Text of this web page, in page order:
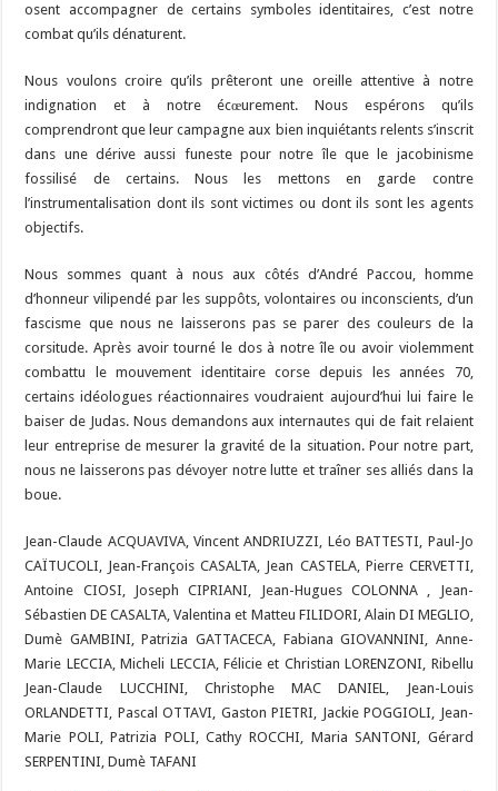
osent accompagner de certains symboles identitaires, c’est notre
combat qu’ils dénaturent.
Nous voulons croire qu’ils prêteront une oreille attentive à notre
indignation et à notre écœurement. Nous espérons qu’ils
comprendront que leur campagne aux bien inquiétants relents s’inscrit
dans une dérive aussi funeste pour notre île que le jacobinisme
fossilisé de certains. Nous les mettons en garde contre
l’instrumentalisation dont ils sont victimes ou dont ils sont les agents
objectifs.
Nous sommes quant à nous aux côtés d’André Paccou, homme
d’honneur vilipendé par les suppôts, volontaires ou inconscients, d’un
fascisme que nous ne laisserons pas se parer des couleurs de la
corsitude. Après avoir tourné le dos à notre île ou avoir violemment
combattu le mouvement identitaire corse depuis les années 70,
certains idéologues réactionnaires voudraient aujourd’hui lui faire le
baiser de Judas. Nous demandons aux internautes qui de fait relaient
leur entreprise de mesurer la gravité de la situation. Pour notre part,
nous ne laisserons pas dévoyer notre lutte et traîner ses alliés dans la
boue.
Jean-Claude ACQUAVIVA, Vincent ANDRIUZZI, Léo BATTESTI, Paul-Jo
CAÏTUCOLI, Jean-François CASALTA, Jean CASTELA, Pierre CERVETTI,
Antoine CIOSI, Joseph CIPRIANI, Jean-Hugues COLONNA , Jean-
Sébastien DE CASALTA, Valentina et Matteu FILIDORI, Alain DI MEGLIO,
Dumè GAMBINI, Patrizia GATTACECA, Fabiana GIOVANNINI, Anne-
Marie LECCIA, Micheli LECCIA, Félicie et Christian LORENZONI, Ribellu
Jean-Claude LUCCHINI, Christophe MAC DANIEL, Jean-Louis
ORLANDETTI, Pascal OTTAVI, Gaston PIETRI, Jackie POGGIOLI, Jean-
Marie POLI, Patrizia POLI, Cathy ROCCHI, Maria SANTONI, Gérard
SERPENTINI, Dumè TAFANI